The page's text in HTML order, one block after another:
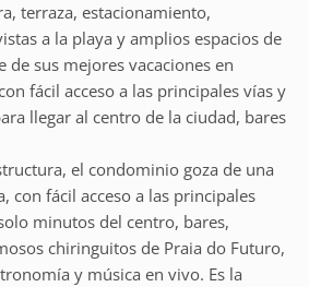
terraza, estacionamiento,
a la playa y amplios espacios de
sus mejores vacaciones en
fácil acceso a las principales vías y
llegar al centro de la ciudad, bares
el condominio goza de una
con fácil acceso a las principales
minutos del centro, bares,
chiringuitos de Praia do Futuro,
y música en vivo. Es la